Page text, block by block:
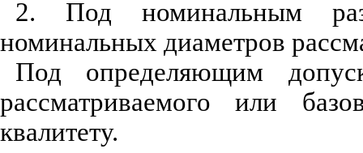
2. Подноминальным
номинальных диаметров ра
Под определяющим
рассматриваемого или базо
квалитету.